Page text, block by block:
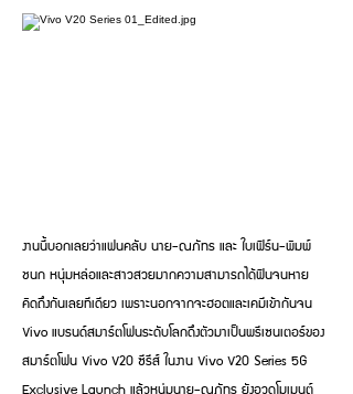
งานนี้บอกเลยว่าแฟนคลับ นาย-ณภัทร และ ใบเฟิร์น-พิมพ์
ชนก หนุ่มหล่อและสาวสวยมากความสามารถได้ฟินจนหาย
คิดถึงกันเลยทีเดียว เพราะนอกจากจะฮอตและเคมีเข้ากันจน
Vivo แบรนด์สมาร์ตโฟนระดับโลกดึงตัวมาเป็นพรีเซนเตอร์ของ
สมาร์ตโฟน Vivo V20 ซีรีส์ ในงาน Vivo V20 Series 5G
Exclusive Launch แล้วหนุ่มนาย-ณภัทร ยังอวดโมเมนต์